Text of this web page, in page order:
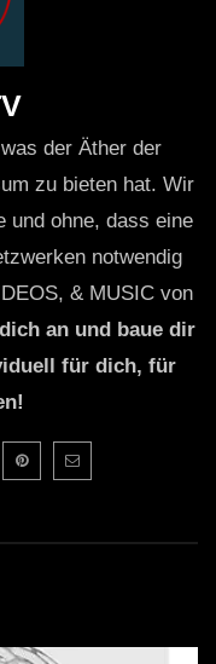
der Äther der
zu bieten hat. Wir
und ohne, dass eine
notwendig
& MUSIC von
an und baue dir
für dich, für